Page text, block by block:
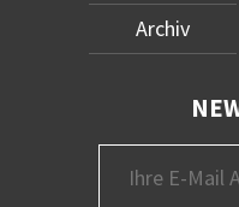
Archiv